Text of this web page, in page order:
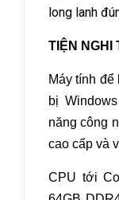
long lanh
TIỆN NGHI
Máy tính
bị
năng công
cao cấp và
CPU tới